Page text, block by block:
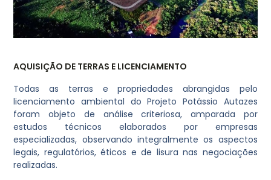
AQUISIÇÃO DE TERRAS E LICENCIAMENTO
Todas as terras e propriedades abrangidas pelo
licenciamento ambiental do Projeto Potássio Autazes
foram objeto de análise criteriosa, amparada por
estudos técnicos elaborados por empresas
especializadas, observando integralmente os aspectos
legais, regulatórios, éticos e de lisura nas negociações
realizadas.